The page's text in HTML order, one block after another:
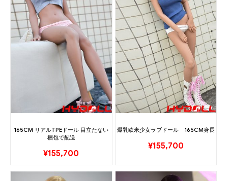
165CM リアルTPEドール 目立たない
梱包で配送
¥155,700
爆乳欧米少女ラブドール 165CM身長
¥155,700